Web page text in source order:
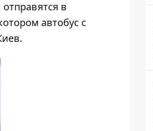
в
автобус с